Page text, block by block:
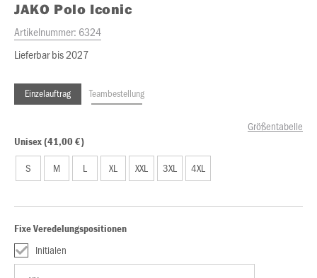
JAKO Polo Iconic
Artikelnummer: 6324
Lieferbar bis 2027
Einzelauftrag Teambestellung
Größentabelle
Unisex (41,00 €)
S M L XL XXL 3XL 4XL
Fixe Veredelungspositionen
Initialen